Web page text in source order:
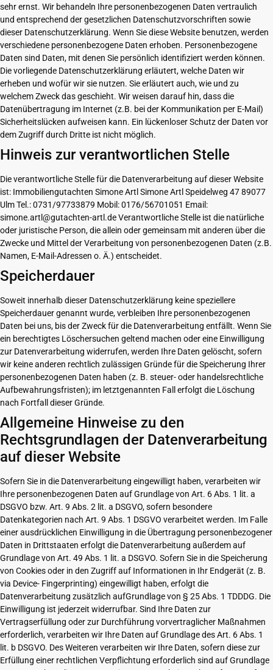
sehr ernst. Wir behandeln Ihre personenbezogenen Daten vertraulich
und entsprechend der gesetzlichen Datenschutzvorschriften sowie
dieser Datenschutzerklärung. Wenn Sie diese Website benutzen, werden
verschiedene personenbezogene Daten erhoben. Personenbezogene
Daten sind Daten, mit denen Sie persönlich identifiziert werden können.
Die vorliegende Datenschutzerklärung erläutert, welche Daten wir
erheben und wofür wir sie nutzen. Sie erläutert auch, wie und zu
welchem Zweck das geschieht. Wir weisen darauf hin, dass die
Datenübertragung im Internet (z.B. bei der Kommunikation per E-Mail)
Sicherheitslücken aufweisen kann. Ein lückenloser Schutz der Daten vor
dem Zugriff durch Dritte ist nicht möglich.
Hinweis zur verantwortlichen Stelle
Die verantwortliche Stelle für die Datenverarbeitung auf dieser Website
ist: Immobiliengutachten Simone Artl Simone Artl Speidelweg 47 89077
Ulm Tel.: 0731/97733879 Mobil: 0176/56701051 Email:
simone.artl@gutachten-artl.de Verantwortliche Stelle ist die natürliche
oder juristische Person, die allein oder gemeinsam mit anderen über die
Zwecke und Mittel der Verarbeitung von personenbezogenen Daten (z.B.
Namen, E-Mail-Adressen o. Ä.) entscheidet.
Speicherdauer
Soweit innerhalb dieser Datenschutzerklärung keine speziellere
Speicherdauer genannt wurde, verbleiben Ihre personenbezogenen
Daten bei uns, bis der Zweck für die Datenverarbeitung entfällt. Wenn Sie
ein berechtigtes Löschersuchen geltend machen oder eine Einwilligung
zur Datenverarbeitung widerrufen, werden Ihre Daten gelöscht, sofern
wir keine anderen rechtlich zulässigen Gründe für die Speicherung Ihrer
personenbezogenen Daten haben (z. B. steuer- oder handelsrechtliche
Aufbewahrungsfristen); im letztgenannten Fall erfolgt die Löschung
nach Fortfall dieser Gründe.
Allgemeine Hinweise zu den
Rechtsgrundlagen der Datenverarbeitung
auf dieser Website
Sofern Sie in die Datenverarbeitung eingewilligt haben, verarbeiten wir
Ihre personenbezogenen Daten auf Grundlage von Art. 6 Abs. 1 lit. a
DSGVO bzw. Art. 9 Abs. 2 lit. a DSGVO, sofern besondere
Datenkategorien nach Art. 9 Abs. 1 DSGVO verarbeitet werden. Im Falle
einer ausdrücklichen Einwilligung in die Übertragung personenbezogener
Daten in Drittstaaten erfolgt die Datenverarbeitung außerdem auf
Grundlage von Art. 49 Abs. 1 lit. a DSGVO. Sofern Sie in die Speicherung
von Cookies oder in den Zugriff auf Informationen in Ihr Endgerät (z. B.
via Device- Fingerprinting) eingewilligt haben, erfolgt die
Datenverarbeitung zusätzlich aufGrundlage von § 25 Abs. 1 TDDDG. Die
Einwilligung ist jederzeit widerrufbar. Sind Ihre Daten zur
Vertragserfüllung oder zur Durchführung vorvertraglicher Maßnahmen
erforderlich, verarbeiten wir Ihre Daten auf Grundlage des Art. 6 Abs. 1
lit. b DSGVO. Des Weiteren verarbeiten wir Ihre Daten, sofern diese zur
Erfüllung einer rechtlichen Verpflichtung erforderlich sind auf Grundlage